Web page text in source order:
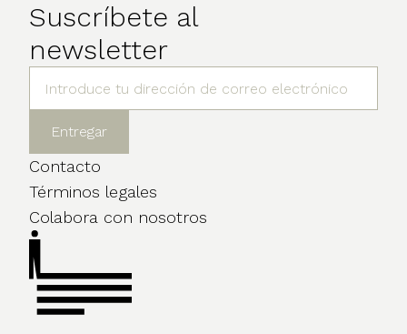
Suscríbete al
newsletter
Contacto
Términos legales
Colabora con nosotros